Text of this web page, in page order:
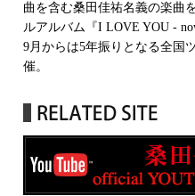
曲を含む桑田佳祐名義の楽曲
ルアルバム『I LOVE YOU -
9月からは5年振りとなる全国
催。